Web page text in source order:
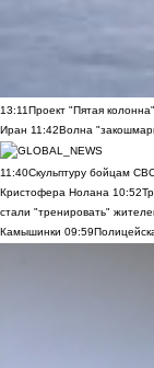
13:11Проект "Пятая
Иран 11:42Волна
11:40Скульптуру бойцам
Кристофера Нолана 10:52
стали "тренировать"
Камышинки 09:59